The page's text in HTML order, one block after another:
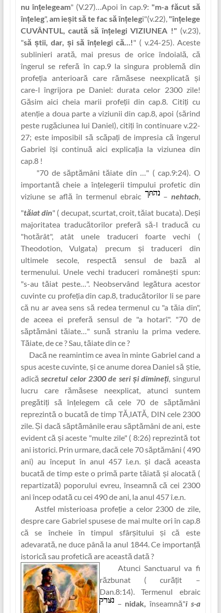
nu în‏țelegeam" (V.27)…Apoi în cap.9: "m-a făcut să
înț‏eleg", am ieșit să te fac să în‏țelegi"(v.22), "înț‏elege
CUVÂNTUL, caută să înț‏elegi VIZIUNEA !" (v.23),
"
să știi, dar, și să în‏țelegi că…!" ( v.24-25). Aceste
sublinieri arată, mai presus de orice îndoială, că
îngerul se referă în cap.9 la singura problemă din
profe‏ția anterioară care rămăsese neexplicată și
care-l îngrijora pe Daniel: durata celor 2300 zile!
Găsim aici cheia marii profeț‏ii din cap.8. Citiț‏i cu
aten‏ție a doua parte a viziunii din cap.8, apoi (sărind
peste rugăciunea lui Daniel), citiț‏i în continuare v.22-
27; este imposibil să scăpaț‏i de impresia că îngerul
Gabriel își continuă aici explica‏ția la viziunea din
cap.8 !
"70 de săptămâni tăiate din …" ( cap.9:24). O
importantă cheie a înț‏elegerii timpului profetic din
viziune se află în termenul ebraic
– nehtach,
"tăiat din" ( decupat, scurtat, croit, tăiat bucata). Deși
majoritatea traducătorilor preferă să-l traducă cu
"hotărât", atât unele traduceri foarte vechi (
Theodotion, Vulgata) precum și traduceri din
ultimele secole, respectă sensul de bază al
termenului. Unele vechi traduceri românești spun:
"s-au tăiat peste…". Neobservând legătura acestor
cuvinte cu profe‏ția din cap.8, traducătorilor li se pare
că nu ar avea sens să redea termenul cu "a tăia din",
de aceea ei preferă sensul de "a hotarî". "70 de
săptămâni tăiate…" sună straniu la prima vedere.
Tăiate, de ce ? Sau, tăiate din ce ?
Dacă ne reamintim ce avea în minte Gabriel cand a
spus aceste cuvinte, și ce anume dorea Daniel să știe,
adică
secretul celor 2300 de seri și dimine‏ți, singurul
lucru care rămăsese neexplicat, atunci suntem
pregătiț‏i să în‏țelegem că cele 70 de săptămâni
reprezintă o bucată de timp TĂ‚IATĂ‚ DIN cele 2300
zile. Și dacă săptămânile erau săptămâni de ani, este
evident că și aceste "multe zile" ( 8:26) reprezintă tot
ani istorici. Prin urmare, dacă cele 70 săptămâni ( 490
ani) au început în anul 457 î.e.n. și dacă aceasta
bucată de timp este o primă parte tăiată și alocată (
repartizată) poporului evreu, înseamnă că cei 2300
ani încep odată cu cei 490 de ani, la anul 457 î.e.n.
Astfel misterioasa profe‏ție a celor 2300 de zile,
despre care Gabriel spusese de mai multe ori în cap.8
că se încheie în timpul sfârșitului și că este
adevarată, ne duce până la anul 1844. Ce importan‏ță
istorică sau profetică are această dată ?
Atunci Sanctuarul va fi
răzbunat ( cură‏țit –
Dan.8:14). Termenul ebraic
–
ni‏dak, înseamnă"i s-a